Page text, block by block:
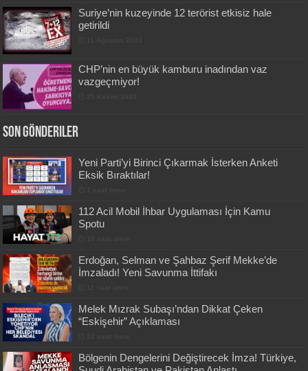
Suriye’nin kuzeyinde 12 terörist etkisiz hale
getirildi
CHP’nin en büyük kamburu inadından vaz
vazgeçmiyor!
Son Gönderiler
Yeni Parti’yi Birinci Çıkarmak İsterken Anketi
Eksik Bıraktılar!
112 Acil Mobil İhbar Uygulaması İçin Kamu
Spotu
Erdoğan, Selman ve Şahbaz Şerif Mekke’de
İmzaladı! Yeni Savunma İttifakı
Melek Mızrak Subaşı’ndan Dikkat Çeken
“Eskişehir” Açıklaması
Bölgenin Dengelerini Değiştirecek İmza! Türkiye,